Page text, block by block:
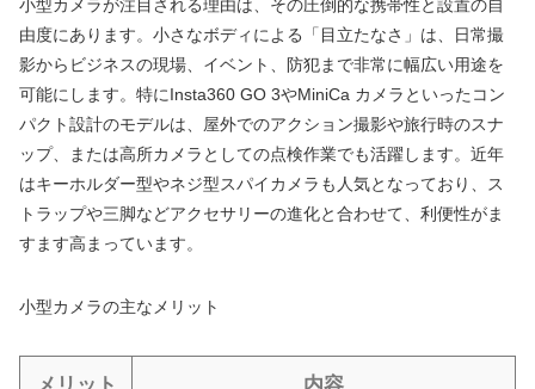
小型カメラが注目される理由は、その圧倒的な携帯性と設置の自
由度にあります。小さなボディによる「目立たなさ」は、日常撮
影からビジネスの現場、イベント、防犯まで非常に幅広い用途を
可能にします。特にInsta360 GO 3やMiniCa カメラといったコン
パクト設計のモデルは、屋外でのアクション撮影や旅行時のスナ
ップ、または高所カメラとしての点検作業でも活躍します。近年
はキーホルダー型やネジ型スパイカメラも人気となっており、ス
トラップや三脚などアクセサリーの進化と合わせて、利便性がま
すます高まっています。
小型カメラの主なメリット